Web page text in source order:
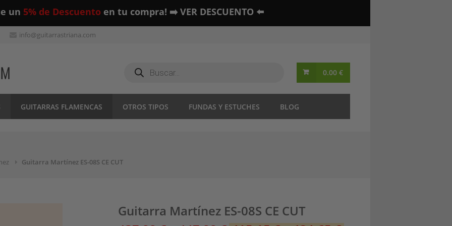
un 5% de Descuento en tu compra! ➡️ VER DESCUENTO ⬅️
info@guitarrastriana.com
0.00 €
Búsqueda
productos
GUITARRAS FLAMENCAS OTROS TIPOS FUNDAS Y ESTUCHES BLOG
Guitarra Martínez ES-08S CE CUT
Guitarra Martínez ES-08S CE CUT